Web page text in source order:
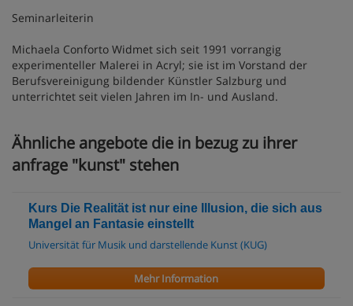
Seminarleiterin
Michaela Conforto Widmet sich seit 1991 vorrangig
experimenteller Malerei in Acryl; sie ist im Vorstand der
Berufsvereinigung bildender Künstler Salzburg und
unterrichtet seit vielen Jahren im In- und Ausland.
Ähnliche angebote die in bezug zu ihrer
anfrage "kunst" stehen
Kurs Die Realität ist nur eine Illusion, die sich aus
Mangel an Fantasie einstellt
Universität für Musik und darstellende Kunst (KUG)
Mehr Information